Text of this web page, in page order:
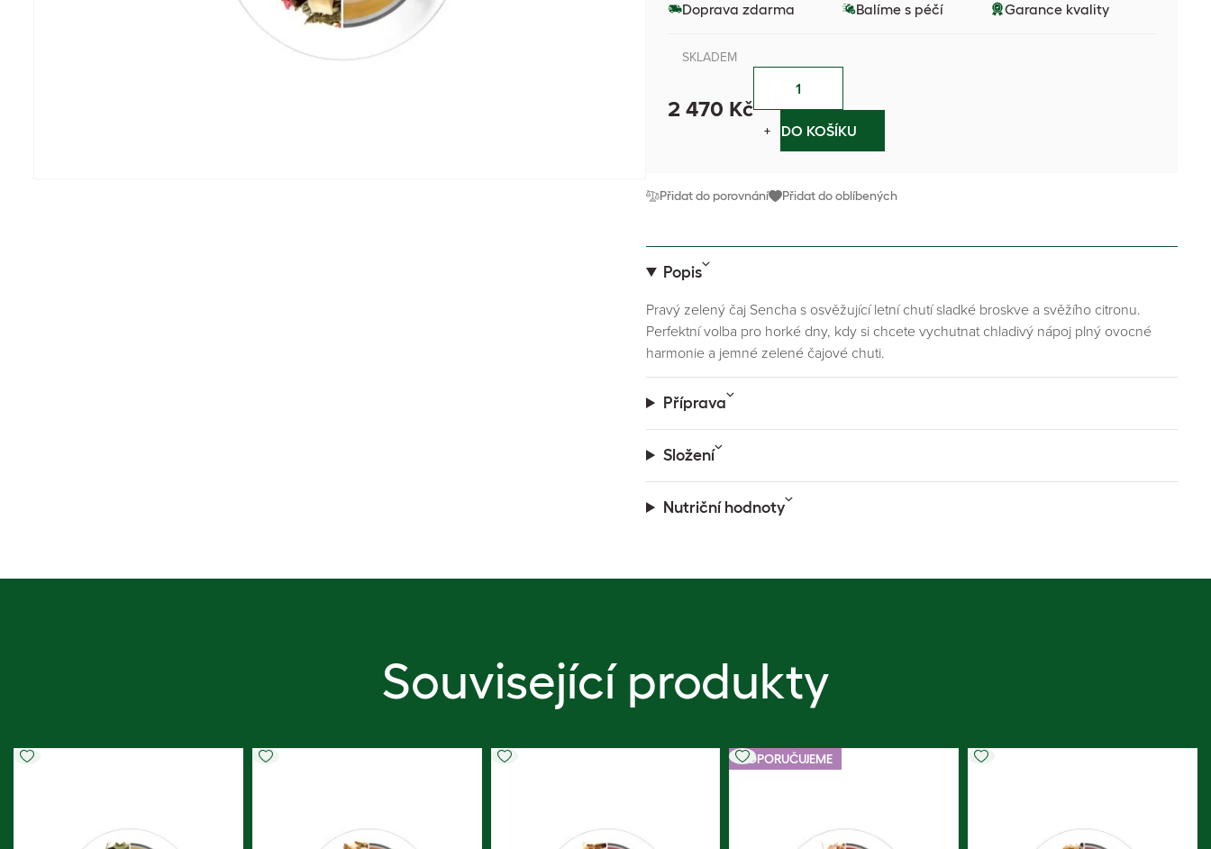
Doprava zdarma Balíme s péčí Garance kvality
SKLADEM
2 470 Kč
−
+ DO KOŠÍKU
Přidat do porovnání Přidat do oblíbených
Popis
Pravý zelený čaj Sencha s osvěžující letní chutí sladké broskve a svěžího citronu.
Perfektní volba pro horké dny, kdy si chcete vychutnat chladivý nápoj plný ovocné
harmonie a jemné zelené čajové chuti.
Příprava
Složení
Nutriční hodnoty
Související produkty
DOPORUČUJEME